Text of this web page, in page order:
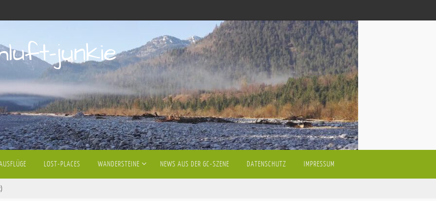
junkie
LOST-PLACES WANDERSTEINE NEWS AUS DER GC-SZENE DATENSCHUTZ IMPRESSUM